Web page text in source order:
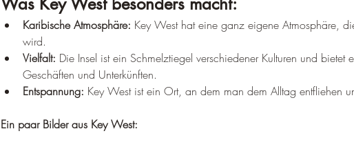
Karibische Atmosphäre: Key West hat eine ganz eigene Atmosphäre,
wird.
Vielfalt: Die Insel ist ein Schmelztiegel verschiedener Kulturen und bietet
Geschäften und Unterkünften.
Entspannung: Key West ist ein Ort, an dem man dem Alltag entfliehen
Ein paar Bilder aus Key West: